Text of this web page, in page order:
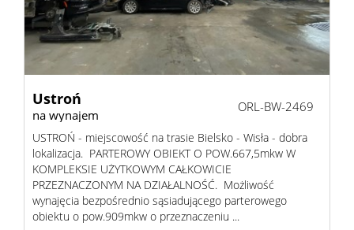
Ustroń
na wynajem
ORL-BW-2469
USTROŃ - miejscowość na trasie Bielsko - Wisła - dobra
lokalizacja. PARTEROWY OBIEKT O POW.667,5mkw W
KOMPLEKSIE UŻYTKOWYM CAŁKOWICIE
PRZEZNACZONYM NA DZIAŁALNOŚĆ. Możliwość
wynajęcia bezpośrednio sąsiadującego parterowego
obiektu o pow.909mkw o przeznaczeniu ...